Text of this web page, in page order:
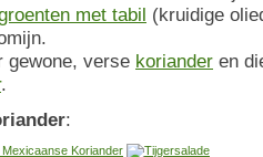
met tabil (kruidige
gewone, verse koriander en
.
: